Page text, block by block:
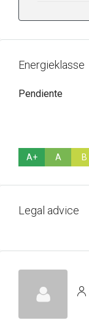
Energieklasse
Pendiente
A+ A B
Legal advice